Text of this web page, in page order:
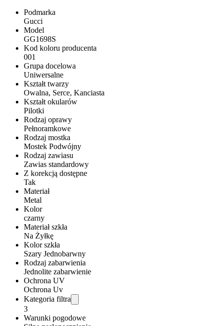
Podmarka
Gucci
Model
GG1698S
Kod koloru producenta
001
Grupa docelowa
Uniwersalne
Kształt twarzy
Owalna, Serce, Kanciasta
Kształt okularów
Pilotki
Rodzaj oprawy
Pełnoramkowe
Rodzaj mostka
Mostek Podwójny
Rodzaj zawiasu
Zawias standardowy
Z korekcją dostępne
Tak
Materiał
Metal
Kolor
czarny
Materiał szkła
Na Żyłkę
Kolor szkła
Szary Jednobarwny
Rodzaj zabarwienia
Jednolite zabarwienie
Ochrona UV
Ochrona Uv
Kategoria filtra
3
Warunki pogodowe